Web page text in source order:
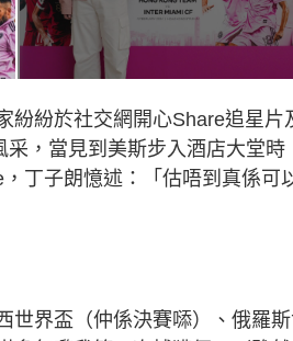
紛紛於社交網開心Share追星片
采，當見到美斯步入酒店大堂時
丁子朗憶述：「估唔到真係可
世界盃（仲係決賽𠻹）、俄羅